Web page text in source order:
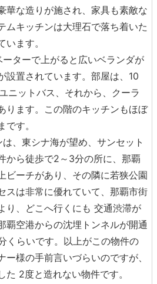
華な造りが施され、家具も素敵な
ムキッチンは大理石で落ち着いた
ます。
ターで上がると広いベランダが
設置されています。部屋は、10
ニットバス、それから、クーラ
ります。この階のキッチンもほぼ
す。
、東シナ海が望め、サンセット
から徒歩で2～3分の所に、那覇
ビーチがあり、その隣に若狭公園
スは非常に優れていて、那覇市街
り、どこへ行くにも 交通渋滞が
覇空港からの沈埋トンネルが開通
くらいです。以上がこの物件の
様の手前言いづらいのですが、
2度と造れない物件です。